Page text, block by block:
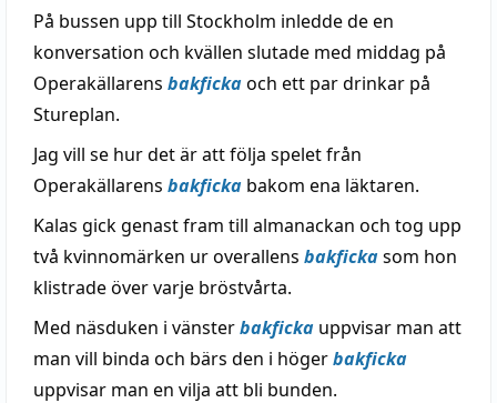
På bussen upp till Stockholm inledde de en
konversation och kvällen slutade med middag på
Operakällarens bakfickaoch ett par drinkar på
Stureplan.
Jag vill se hur det är att följa spelet från
Operakällarens bakficka bakom ena läktaren.
Kalas gick genast fram till almanackan och tog upp
två kvinnomärken ur overallens bakfickasom hon
klistrade över varje bröstvårta.
Med näsduken i vänsterbakficka uppvisar man att
man vill binda och bärs den i högerbakficka
uppvisar man en vilja att bli bunden.